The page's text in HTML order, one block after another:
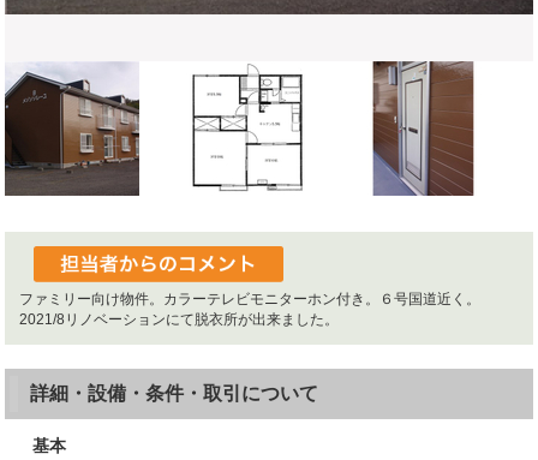
ファミリー向け物件。カラーテレビモニターホン付き。６号国道近く。
2021/8リノベーションにて脱衣所が出来ました。
詳細・設備・条件・取引について
基本